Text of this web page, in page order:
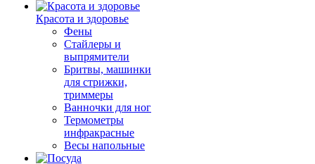
Красота и здоровье
Фены
Стайлеры и
выпрямители
Бритвы, машинки
для стрижки,
триммеры
Ванночки для ног
Термометры
инфракрасные
Весы напольные